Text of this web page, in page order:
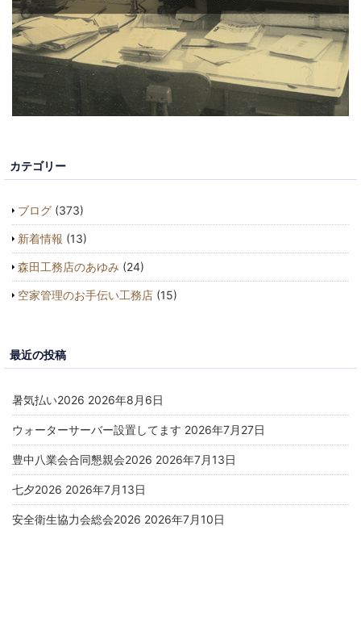
カテゴリー
ブログ (373)
新着情報 (13)
森田工務店のあゆみ (24)
空家管理のお手伝い工務店 (15)
最近の投稿
暑気払い2026 2026年8月6日
ウォーターサーバー設置してます 2026年7月27日
豊中八業会合同懇親会2026 2026年7月13日
七夕2026 2026年7月13日
安全衛生協力会総会2026 2026年7月10日